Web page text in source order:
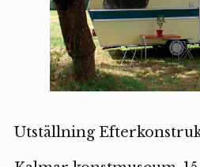
Utställning